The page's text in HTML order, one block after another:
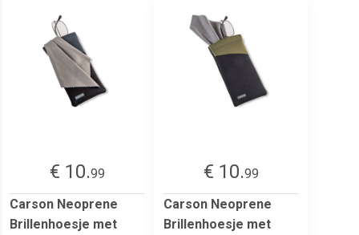
€ 10.99
Carson Neoprene
Brillenhoesje met
€ 10.99
Carson Neoprene
Brillenhoesje met